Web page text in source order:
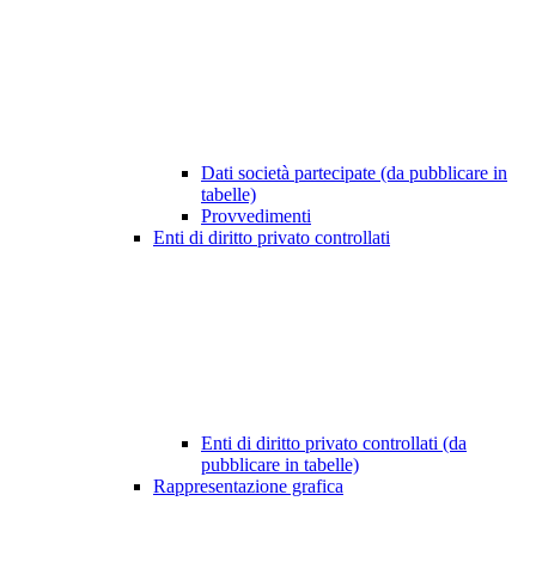
Dati società partecipate (da pubblicare in
tabelle)
Provvedimenti
Enti di diritto privato controllati
Enti di diritto privato controllati (da
pubblicare in tabelle)
Rappresentazione grafica